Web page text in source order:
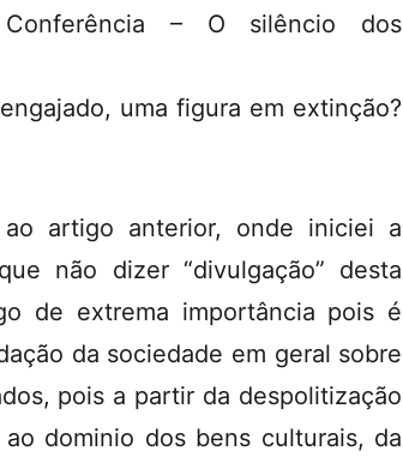
– O silêncio dos
uma figura em extinção?
ao artigo anterior, onde iniciei a
não dizer “divulgação” desta
de extrema importância pois é
da sociedade em geral sobre
pois a partir da despolitização
dominio dos bens culturais, da